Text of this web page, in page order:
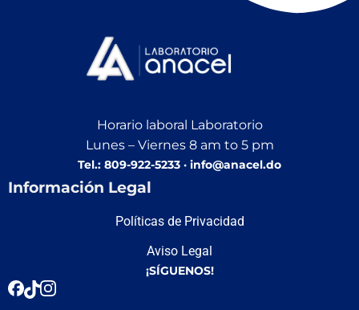
Horario laboral Laboratorio
Lunes – Viernes 8 am to 5 pm
Tel.: 809-922-5233 · info@anacel.do
Información Legal
Políticas de Privacidad
Aviso Legal
¡SÍGUENOS!